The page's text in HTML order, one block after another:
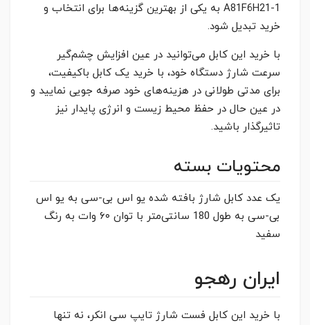
A81F6H21-1 به یکی از بهترین گزینه‌ها برای انتخاب و
خرید تبدیل شود.
با خرید این کابل می‌توانید در عین افزایش چشم‌گیر
سرعت شارژ دستگاه خود، با خرید یک کابل باکیفیت،
برای مدتی طولانی در هزینه‌های خود صرفه جویی نمایید و
در عین حال در حفظ محیط زیست و انرژی پایدار نیز
تاثیرگذار باشید.
محتویات بسته
یک عدد کابل شارژ بافته شده‌ یو اس بی-سی به یو اس
بی-سی به طول 180 سانتی‌متر با توان ۶۰ وات به رنگ
سفید
ایران رهجو
با خرید این کابل فست شارژ تایپ سی انکر، نه تنها